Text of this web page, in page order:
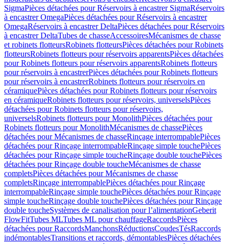
SigmaPièces détachées pour Réservoirs à encastrer SigmaRéservoirs
à encastrer OmegaPièces détachées pour Réservoirs à encastrer
OmegaRéservoirs à encastrer DeltaPièces détachées pour Réservoirs
à encastrer DeltaTubes de chasseAccessoiresMécanismes de chasse
et robinets flotteursRobinets flotteursPièces détachées pour Robinets
flotteursRobinets flotteurs pour réservoirs apparentsPièces détachées
pour Robinets flotteurs pour réservoirs apparentsRobinets flotteurs
pour réservoirs à encastrerPièces détachées pour Robinets flotteurs
pour réservoirs à encastrerRobinets flotteurs pour réservoirs en
céramiquePièces détachées pour Robinets flotteurs pour réservoirs
en céramiqueRobinets flotteurs pour réservoirs, universelsPièces
détachées pour Robinets flotteurs pour réservoirs,
universelsRobinets flotteurs pour MonolithPièces détachées pour
Robinets flotteurs pour MonolithMécanismes de chassePièces
détachées pour Mécanismes de chasseRinçage interrompablePièces
détachées pour Rinçage interrompableRinçage simple touchePièces
détachées pour Rinçage simple toucheRinçage double touchePièces
détachées pour Rinçage double toucheMécanismes de chasse
completsPièces détachées pour Mécanismes de chasse
completsRinçage interrompablePièces détachées pour Rinçage
interrompableRinçage simple touchePièces détachées pour Rinçage
simple toucheRinçage double touchePièces détachées pour Rinçage
double toucheSystèmes de canalisation pour l’alimentationGeberit
FlowFitTubes MLTubes ML pour chauffageRaccordsPièces
détachées pour RaccordsManchonsRéductionsCoudesTésRaccords
indémontablesTransitions et raccords, démontablesPièces détachées